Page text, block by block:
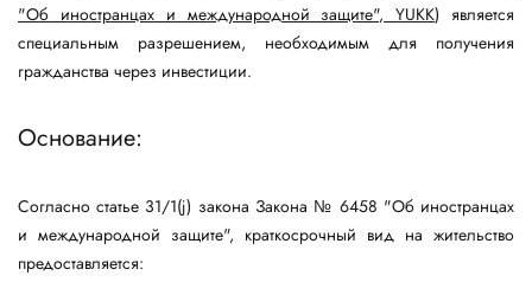
"Об иностранцах и международной защите", YUKK) является
специальным разрешением, необходимым для получения
гражданства через инвестиции.
Основание:
Согласно статье 31/1(j) закона Закона № 6458 "Об иностранцах
и международной защите", краткосрочный вид на жительство
предоставляется: